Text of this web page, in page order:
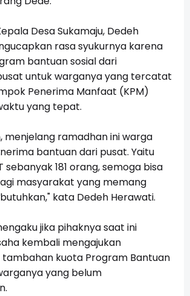
Desa Sukamaju, Dedeh
rasa syukurnya karena
bantuan sosial dari
untuk warganya yang tercatat
Penerima Manfaat (KPM)
yang tepat.
menjelang ramadhan ini warga
bantuan dari pusat. Yaitu
sebanyak 181 orang, semoga bisa
masyarakat yang memang
kata Dedeh Herawati.
jika pihaknya saat ini
kembali mengajukan
kuota Program Bantuan
yang belum